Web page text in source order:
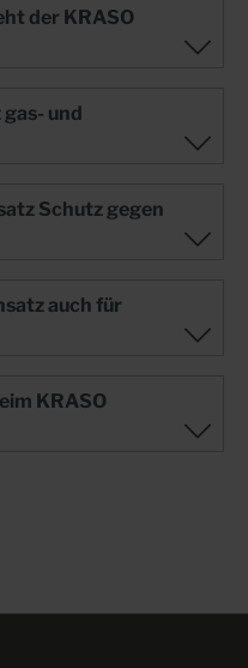
der KRASO
und
Schutz gegen
auch für
KRASO